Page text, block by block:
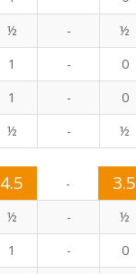
½ - ½
1 - 0
1 - 0
½ - ½
4.5 - 3.5
½ - ½
1 - 0